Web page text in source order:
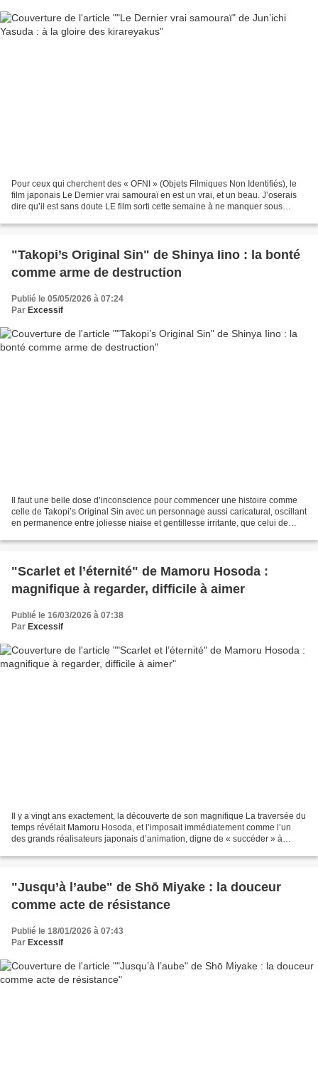
Pour ceux qui cherchent des « OFNI » (Objets Filmiques Non Identifiés), le
film japonais Le Dernier vrai samouraï en est un vrai, et un beau. J’oserais
dire qu’il est sans doute LE film sorti cette semaine à ne manquer sous
"Takopi’s Original Sin" de Shinya Iino : la bonté
comme arme de destruction
Publié le 05/05/2026 à 07:24
Par Excessif
Il faut une belle dose d’inconscience pour commencer une histoire comme
celle de Takopi’s Original Sin avec un personnage aussi caricatural, oscillant
en permanence entre joliesse niaise et gentillesse irritante, que celui de
"Scarlet et l’éternité" de Mamoru Hosoda :
magnifique à regarder, difficile à aimer
Publié le 16/03/2026 à 07:38
Par Excessif
Il y a vingt ans exactement, la découverte de son magnifique La traversée du
temps révélait Mamoru Hosoda, et l’imposait immédiatement comme l’un
des grands réalisateurs japonais d’animation, digne de « succéder » à
"Jusqu’à l’aube" de Shō Miyake : la douceur
comme acte de résistance
Publié le 18/01/2026 à 07:43
Par Excessif